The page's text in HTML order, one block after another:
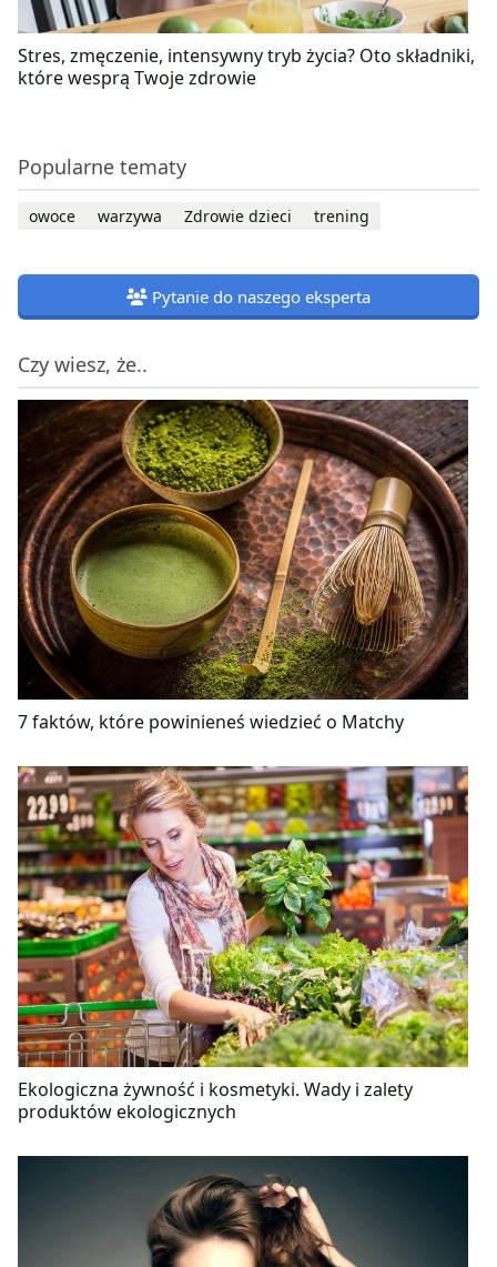
Stres, zmęczenie, intensywny tryb życia? Oto składniki,
które wesprą Twoje zdrowie
Popularne tematy
owoce warzywa Zdrowie dzieci trening
Pytanie do naszego eksperta
Czy wiesz, że..
7 faktów, które powinieneś wiedzieć o Matchy
Ekologiczna żywność i kosmetyki. Wady i zalety
produktów ekologicznych